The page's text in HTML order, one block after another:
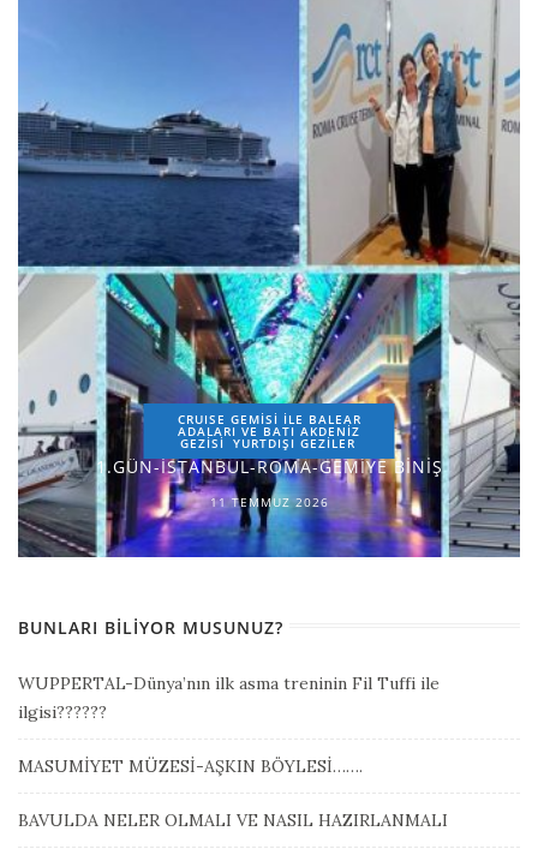
CRUISE GEMİSİ İLE BALEAR
ADALARI VE BATI AKDENİZ
GEZİSİ YURTDIŞI GEZILER
1.GÜN-İSTANBUL-ROMA-GEMİYE BİNİŞ
11 TEMMUZ 2026
BUNLARI BILIYOR MUSUNUZ?
WUPPERTAL-Dünya’nın ilk asma treninin Fil Tuffi ile
ilgisi??????
MASUMİYET MÜZESİ-AŞKIN BÖYLESİ…….
BAVULDA NELER OLMALI VE NASIL HAZIRLANMALI